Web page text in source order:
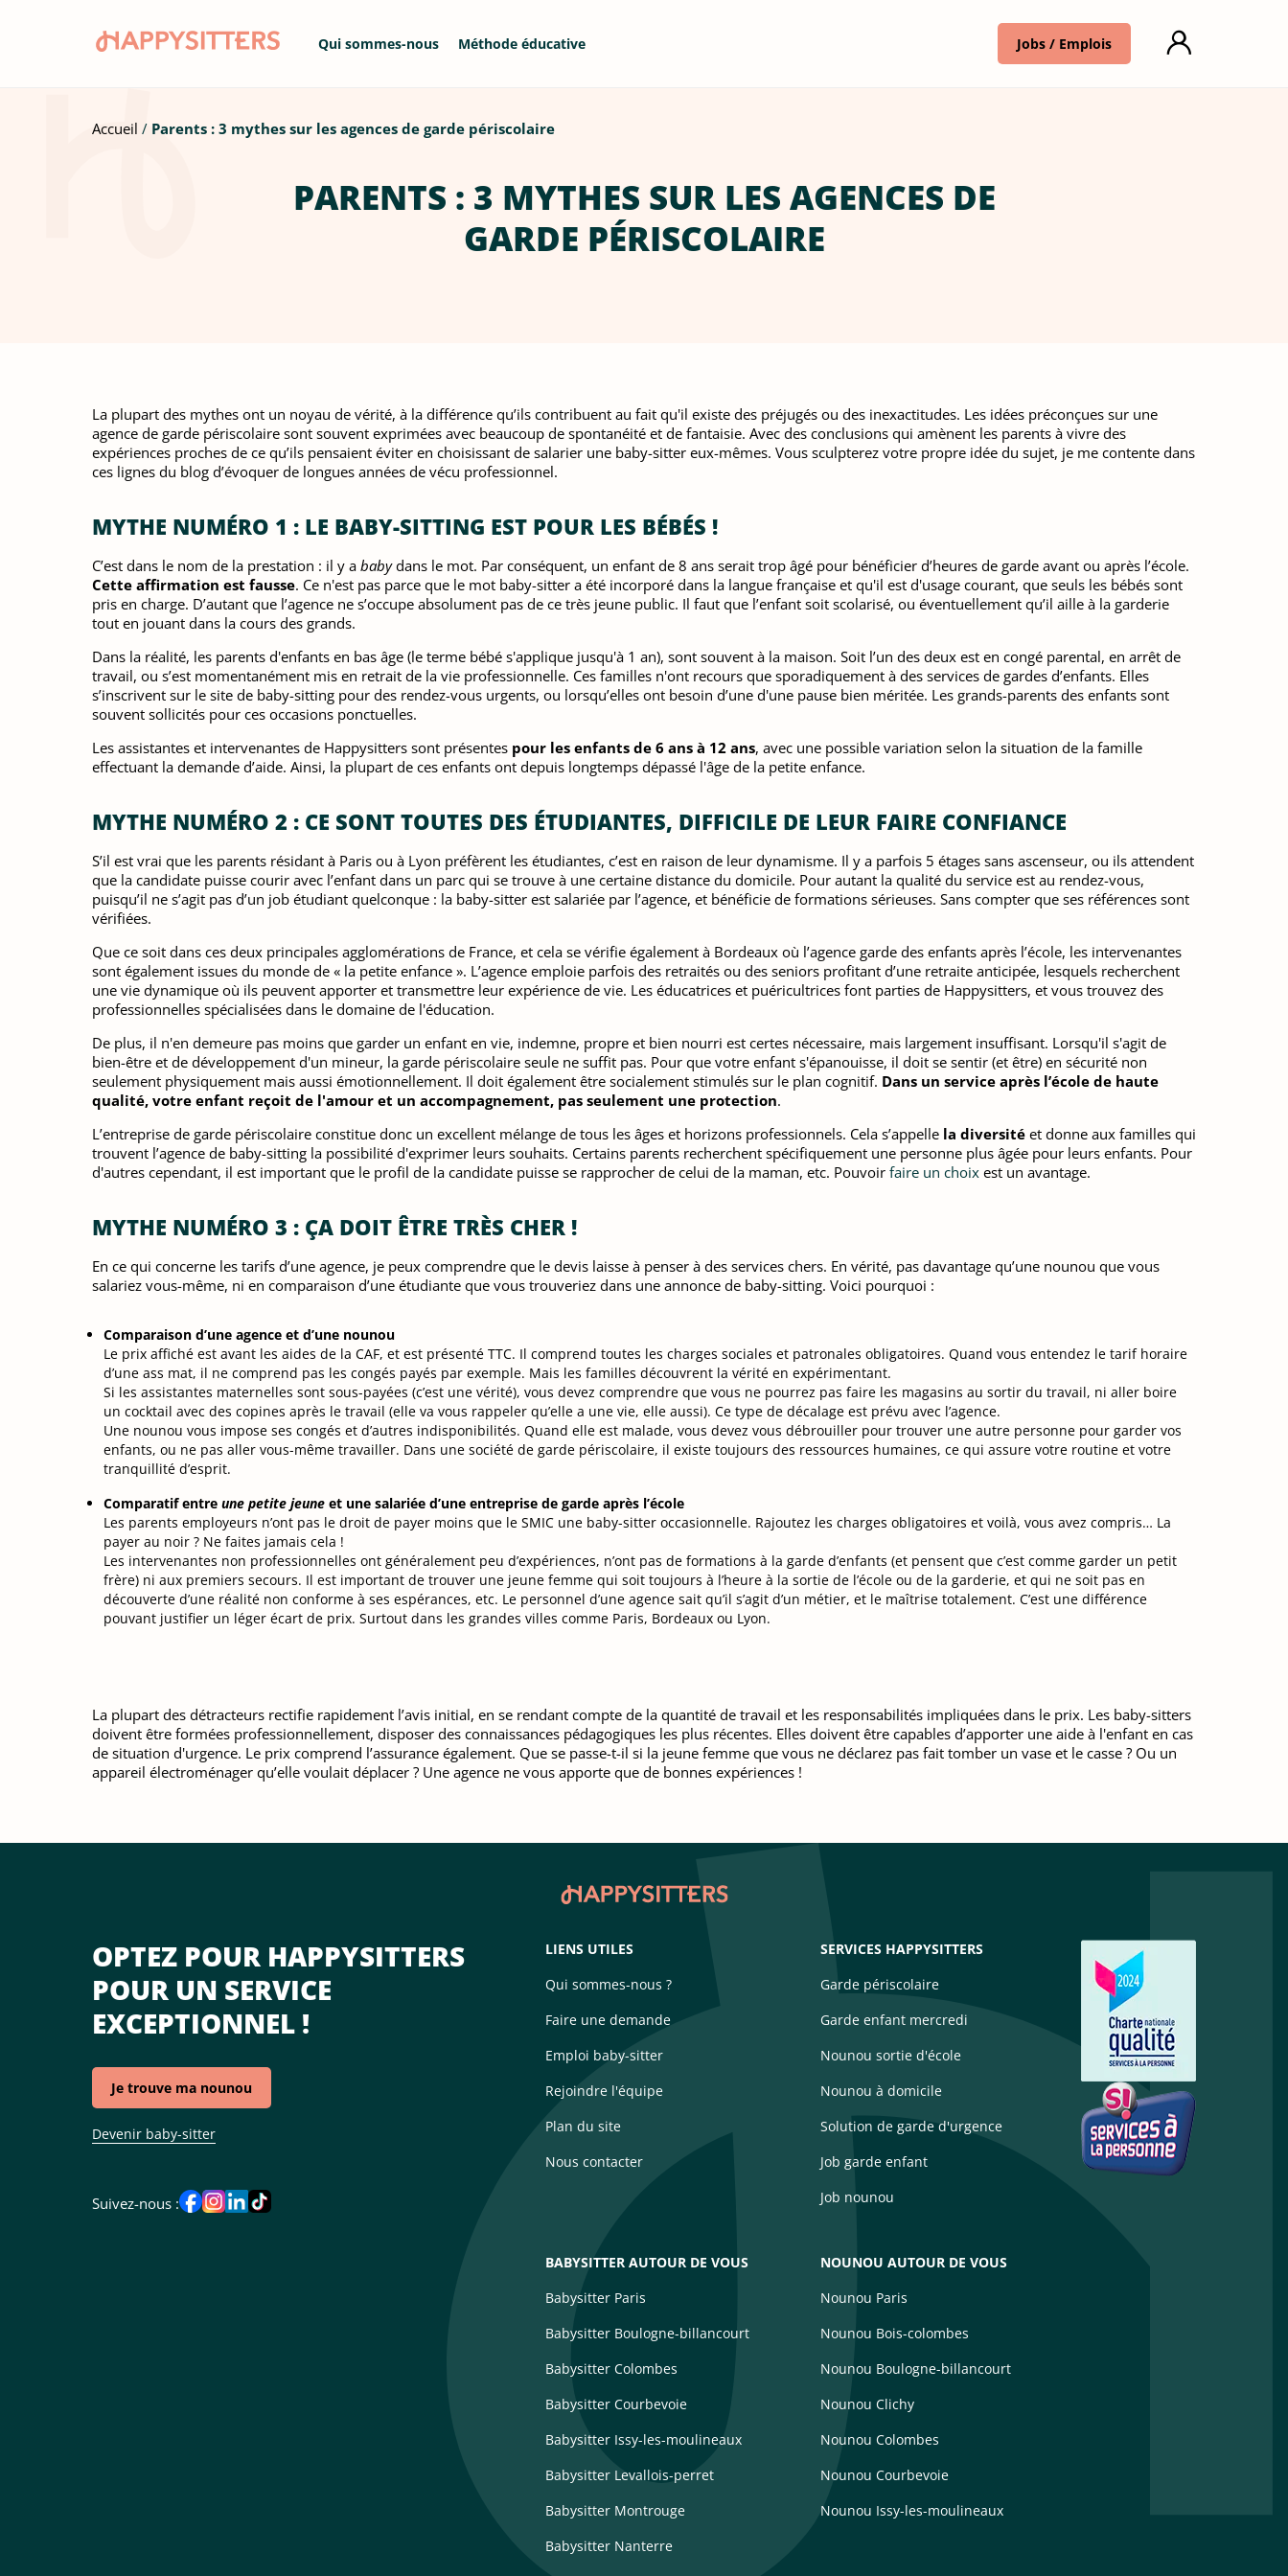
Jobs / Emplois
Qui sommes-nous Méthode éducative
Accueil Parents : 3 mythes sur les agences de garde périscolaire
PARENTS : 3 MYTHES SUR LES AGENCES DE
GARDE PÉRISCOLAIRE
La plupart des mythes ont un noyau de vérité, à la différence qu’ils contribuent au fait qu'il existe des préjugés ou des inexactitudes. Les idées préconçues sur une
agence de garde périscolaire sont souvent exprimées avec beaucoup de spontanéité et de fantaisie. Avec des conclusions qui amènent les parents à vivre des
expériences proches de ce qu’ils pensaient éviter en choisissant de salarier une baby-sitter eux-mêmes. Vous sculpterez votre propre idée du sujet, je me contente dans
ces lignes du blog d’évoquer de longues années de vécu professionnel.
MYTHE NUMÉRO 1 : LE BABY-SITTING EST POUR LES BÉBÉS !
C’est dans le nom de la prestation : il y a babydans le mot. Par conséquent, un enfant de 8 ans serait trop âgé pour bénéficier d’heures de garde avant ou après l’école.
Cette affirmation est fausse. Ce n'est pas parce que le mot baby-sitter a été incorporé dans la langue française et qu'il est d'usage courant, que seuls les bébés sont
pris en charge. D’autant que l’agence ne s’occupe absolument pas de ce très jeune public. Il faut que l’enfant soit scolarisé, ou éventuellement qu’il aille à la garderie
tout en jouant dans la cours des grands.
Dans la réalité, les parents d'enfants en bas âge (le terme bébé s'applique jusqu'à 1 an), sont souvent à la maison. Soit l’un des deux est en congé parental, en arrêt de
travail, ou s’est momentanément mis en retrait de la vie professionnelle. Ces familles n'ont recours que sporadiquement à des services de gardes d’enfants. Elles
s’inscrivent sur le site de baby-sitting pour des rendez-vous urgents, ou lorsqu’elles ont besoin d’une d'une pause bien méritée. Les grands-parents des enfants sont
souvent sollicités pour ces occasions ponctuelles.
Les assistantes et intervenantes de Happysitters sont présentes pour les enfants de 6 ans à 12 ans, avec une possible variation selon la situation de la famille
effectuant la demande d’aide. Ainsi, la plupart de ces enfants ont depuis longtemps dépassé l'âge de la petite enfance.
MYTHE NUMÉRO 2 : CE SONT TOUTES DES ÉTUDIANTES, DIFFICILE DE LEUR FAIRE CONFIANCE
S’il est vrai que les parents résidant à Paris ou à Lyon préfèrent les étudiantes, c’est en raison de leur dynamisme. Il y a parfois 5 étages sans ascenseur, ou ils attendent
que la candidate puisse courir avec l’enfant dans un parc qui se trouve à une certaine distance du domicile. Pour autant la qualité du service est au rendez-vous,
puisqu’il ne s’agit pas d’un job étudiant quelconque : la baby-sitter est salariée par l’agence, et bénéficie de formations sérieuses. Sans compter que ses références sont
vérifiées.
Que ce soit dans ces deux principales agglomérations de France, et cela se vérifie également à Bordeaux où l’agence garde des enfants après l’école, les intervenantes
sont également issues du monde de « la petite enfance ». L’agence emploie parfois des retraités ou des seniors profitant d’une retraite anticipée, lesquels recherchent
une vie dynamique où ils peuvent apporter et transmettre leur expérience de vie. Les éducatrices et puéricultrices font parties de Happysitters, et vous trouvez des
professionnelles spécialisées dans le domaine de l'éducation.
De plus, il n'en demeure pas moins que garder un enfant en vie, indemne, propre et bien nourri est certes nécessaire, mais largement insuffisant. Lorsqu'il s'agit de
bien-être et de développement d'un mineur, la garde périscolaire seule ne suffit pas. Pour que votre enfant s'épanouisse, il doit se sentir (et être) en sécurité non
seulement physiquement mais aussi émotionnellement. Il doit également être socialement stimulés sur le plan cognitif. Dans un service après l’école de haute
qualité, votre enfant reçoit de l'amour et un accompagnement, pas seulement une protection.
L’entreprise de garde périscolaire constitue donc un excellent mélange de tous les âges et horizons professionnels. Cela s’appelle la diversité et donne aux familles qui
trouvent l’agence de baby-sitting la possibilité d'exprimer leurs souhaits. Certains parents recherchent spécifiquement une personne plus âgée pour leurs enfants. Pour
d'autres cependant, il est important que le profil de la candidate puisse se rapprocher de celui de la maman, etc. Pouvoir faire un choix est un avantage.
MYTHE NUMÉRO 3 : ÇA DOIT ÊTRE TRÈS CHER !
En ce qui concerne les tarifs d’une agence, je peux comprendre que le devis laisse à penser à des services chers. En vérité, pas davantage qu’une nounou que vous
salariez vous-même, ni en comparaison d’une étudiante que vous trouveriez dans une annonce de baby-sitting. Voici pourquoi :
Comparaison d’une agence et d’une nounou
Le prix affiché est avant les aides de la CAF, et est présenté TTC. Il comprend toutes les charges sociales et patronales obligatoires. Quand vous entendez le tarif horaire
d’une ass mat, il ne comprend pas les congés payés par exemple. Mais les familles découvrent la vérité en expérimentant.
Si les assistantes maternelles sont sous-payées (c’est une vérité), vous devez comprendre que vous ne pourrez pas faire les magasins au sortir du travail, ni aller boire
un cocktail avec des copines après le travail (elle va vous rappeler qu’elle a une vie, elle aussi). Ce type de décalage est prévu avec l’agence.
Une nounou vous impose ses congés et d’autres indisponibilités. Quand elle est malade, vous devez vous débrouiller pour trouver une autre personne pour garder vos
enfants, ou ne pas aller vous-même travailler. Dans une société de garde périscolaire, il existe toujours des ressources humaines, ce qui assure votre routine et votre
tranquillité d’esprit.
Comparatif entre une petite jeune et une salariée d’une entreprise de garde après l’école
Les parents employeurs n’ont pas le droit de payer moins que le SMIC une baby-sitter occasionnelle. Rajoutez les charges obligatoires et voilà, vous avez compris… La
payer au noir ? Ne faites jamais cela !
Les intervenantes non professionnelles ont généralement peu d’expériences, n’ont pas de formations à la garde d’enfants (et pensent que c’est comme garder un petit
frère) ni aux premiers secours. Il est important de trouver une jeune femme qui soit toujours à l’heure à la sortie de l’école ou de la garderie, et qui ne soit pas en
découverte d’une réalité non conforme à ses espérances, etc. Le personnel d’une agence sait qu’il s’agit d’un métier, et le maîtrise totalement. C’est une différence
pouvant justifier un léger écart de prix. Surtout dans les grandes villes comme Paris, Bordeaux ou Lyon.
La plupart des détracteurs rectifie rapidement l’avis initial, en se rendant compte de la quantité de travail et les responsabilités impliquées dans le prix. Les baby-sitters
doivent être formées professionnellement, disposer des connaissances pédagogiques les plus récentes. Elles doivent être capables d’apporter une aide à l'enfant en cas
de situation d'urgence. Le prix comprend l’assurance également. Que se passe-t-il si la jeune femme que vous ne déclarez pas fait tomber un vase et le casse ? Ou un
appareil électroménager qu’elle voulait déplacer ? Une agence ne vous apporte que de bonnes expériences !
OPTEZ POUR HAPPYSITTERS
POUR UN SERVICE
EXCEPTIONNEL !
Je trouve ma nounou
Devenir baby-sitter
Suivez-nous :
LIENS UTILES
Qui sommes-nous ?
Faire une demande
Emploi baby-sitter
Rejoindre l'équipe
Plan du site
Nous contacter
SERVICES HAPPYSITTERS
Garde périscolaire
Garde enfant mercredi
Nounou sortie d'école
Nounou à domicile
Solution de garde d'urgence
Job garde enfant
Job nounou
BABYSITTER AUTOUR DE VOUS
Babysitter Paris
Babysitter Boulogne-billancourt
Babysitter Colombes
Babysitter Courbevoie
Babysitter Issy-les-moulineaux
Babysitter Levallois-perret
Babysitter Montrouge
Babysitter Nanterre
NOUNOU AUTOUR DE VOUS
Nounou Paris
Nounou Bois-colombes
Nounou Boulogne-billancourt
Nounou Clichy
Nounou Colombes
Nounou Courbevoie
Nounou Issy-les-moulineaux